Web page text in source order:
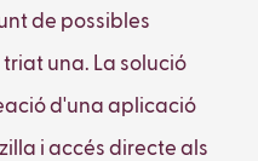
de possibles
triat una. La solució
d'una aplicació
i accés directe als